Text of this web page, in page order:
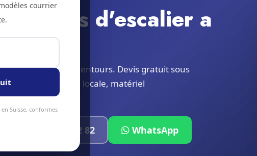
cages d'escalier a
à Bienne et alentours. Devis gratuit sous
moyenne. Équipe locale, matériel
+41 78 319 32 82 WhatsApp
courrier
Suisse, conformes